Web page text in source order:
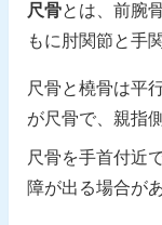
尺骨とは、前腕
もに肘関節と手
尺骨と橈骨は平
が尺骨で、親指
尺骨を手首付近
障が出る場合が